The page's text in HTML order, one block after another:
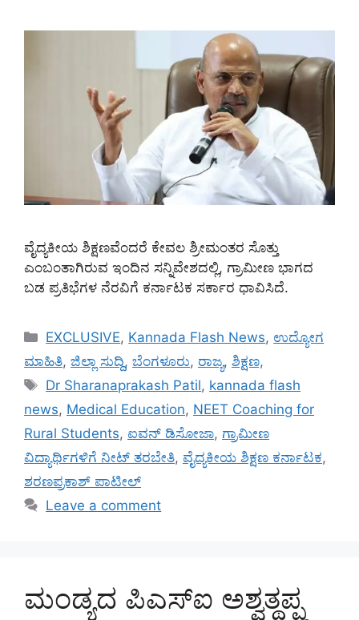
ವೈದ್ಯಕೀಯ ಶಿಕ್ಷಣವೆಂದರೆ ಕೇವಲ ಶ್ರೀಮಂತರ ಸೊತ್ತು
ಎಂಬಂತಾಗಿರುವ ಇಂದಿನ ಸನ್ನಿವೇಶದಲ್ಲಿ, ಗ್ರಾಮೀಣ ಭಾಗದ
ಬಡ ಪ್ರತಿಭೆಗಳ ನೆರವಿಗೆ ಕರ್ನಾಟಕ ಸರ್ಕಾರ ಧಾವಿಸಿದೆ.
Categories
EXCLUSIVE, Kannada Flash News, ಉದ್ಯೋಗ
ಮಾಹಿತಿ, ಜಿಲ್ಲಾ ಸುದ್ದಿ, ಬೆಂಗಳೂರು, ರಾಜ್ಯ, ಶಿಕ್ಷಣ,
Tags
Dr Sharanaprakash Patil, kannada flash
news, Medical Education, NEET Coaching for
Rural Students, ಐವನ್ ಡಿಸೋಜಾ, ಗ್ರಾಮೀಣ
ವಿದ್ಯಾರ್ಥಿಗಳಿಗೆ ನೀಟ್ ತರಬೇತಿ, ವೈದ್ಯಕೀಯ ಶಿಕ್ಷಣ ಕರ್ನಾಟಕ,
ಶರಣಪ್ರಕಾಶ್ ಪಾಟೀಲ್
Leave a comment
ಮಂಡ್ಯದ ಪಿಎಸ್‌ಐ ಅಶ್ವತ್ಥಪ್ಪ